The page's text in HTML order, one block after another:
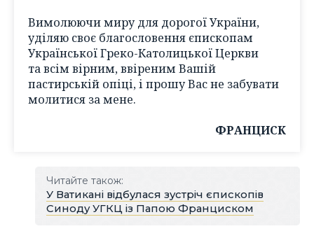
Вимолюючи миру для дорогої України,
уділяю своє благословення єпископам
Української Греко-Католицької Церкви
та всім вірним, ввіреним Вашій
пастирській опіці, і прошу Вас не забувати
молитися за мене.
ФРАНЦИСК
Читайте також:
У Ватикані відбулася зустріч єпископів
Синоду УГКЦ із Папою Франциском